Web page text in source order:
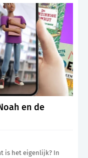
en de
is het eigenlijk? In